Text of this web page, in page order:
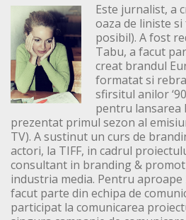
Este jurnalist, a
oaza de liniste
posibil). A fost
Tabu, a facut
creat brandul
formatat si
sfirsitul anilor
pentru lansarea
prezentat primul sezon al
TV). A sustinut un curs de
actori, la TIFF, in cadrul
consultant in branding &
industria media. Pentru aproape
facut parte din echipa de
participat la comunicarea